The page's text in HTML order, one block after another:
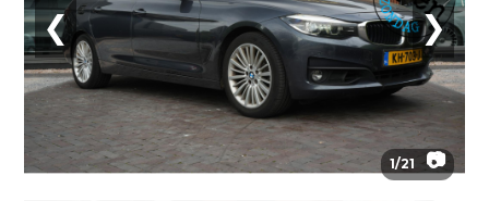
CONTACT
❮ ❯
1/21 📷